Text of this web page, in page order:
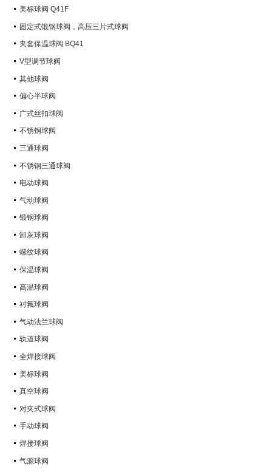
美标球阀 Q41F
固定式锻钢球阀，高压三片式球阀
Q347Y,Q347F
夹套保温球阀 BQ41
V型调节球阀
其他球阀
偏心半球阀
广式丝扣球阀
不锈钢球阀
三通球阀
不锈钢三通球阀
电动球阀
气动球阀
锻钢球阀
卸灰球阀
螺纹球阀
保温球阀
高温球阀
衬氟球阀
气动法兰球阀
轨道球阀
全焊接球阀
美标球阀
真空球阀
对夹式球阀
手动球阀
焊接球阀
气源球阀